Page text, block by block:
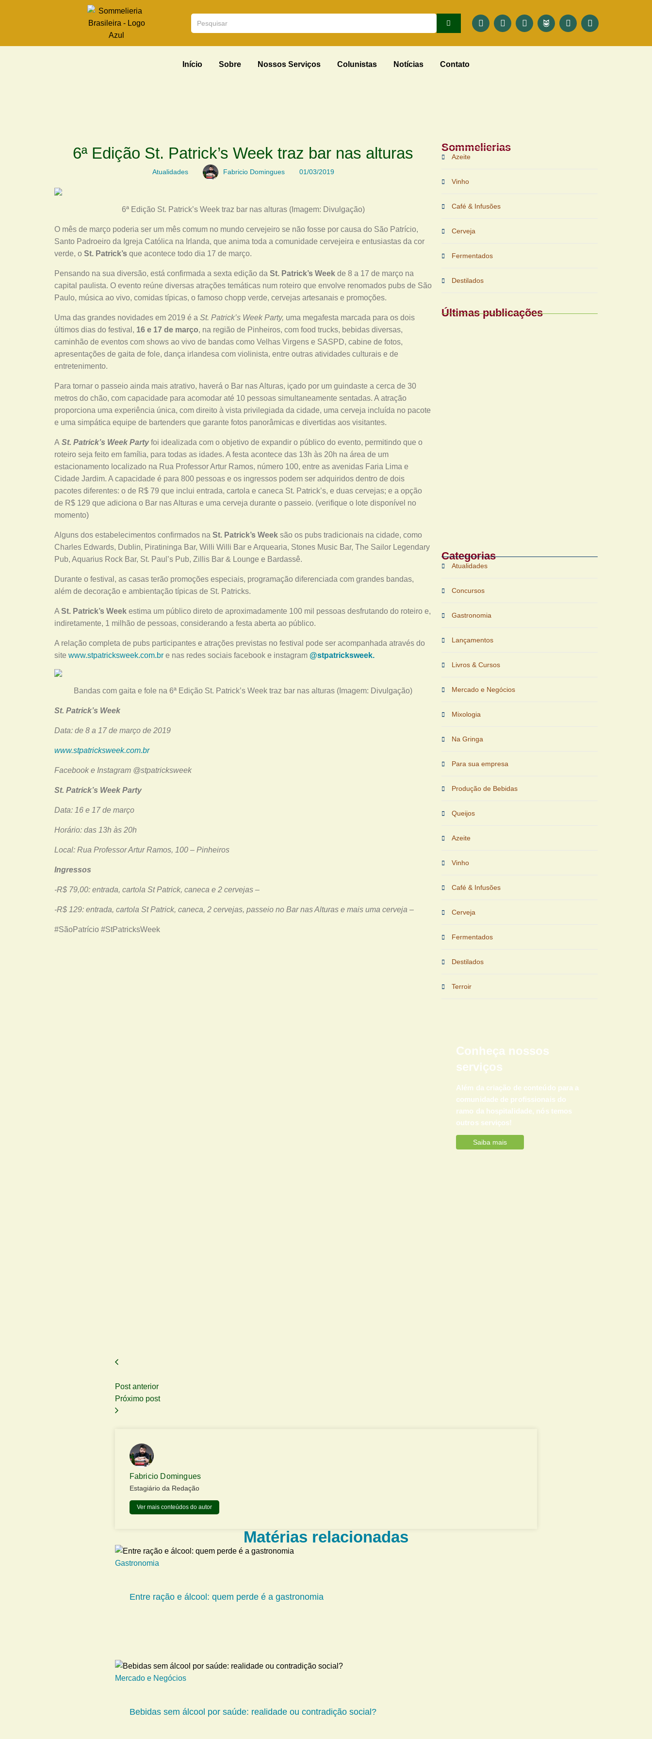
Início Sobre Nossos Serviços Colunistas Notícias Contato
6ª Edição St. Patrick’s Week traz bar nas alturas
Atualidades Fabricio Domingues 01/03/2019
6ª Edição St. Patrick’s Week traz bar nas alturas (Imagem: Divulgação)
O mês de março poderia ser um mês comum no mundo cervejeiro se não fosse por causa do São Patrício,
Santo Padroeiro da Igreja Católica na Irlanda, que anima toda a comunidade cervejeira e entusiastas da cor
verde, o St. Patrick’s que acontece todo dia 17 de março.
Pensando na sua diversão, está confirmada a sexta edição da St. Patrick’s Week de 8 a 17 de março na
capital paulista. O evento reúne diversas atrações temáticas num roteiro que envolve renomados pubs de São
Paulo, música ao vivo, comidas típicas, o famoso chopp verde, cervejas artesanais e promoções.
Uma das grandes novidades em 2019 é a St. Patrick’s Week Party, uma megafesta marcada para os dois
últimos dias do festival, 16 e 17 de março, na região de Pinheiros, com food trucks, bebidas diversas,
caminhão de eventos com shows ao vivo de bandas como Velhas Virgens e SASPD, cabine de fotos,
apresentações de gaita de fole, dança irlandesa com violinista, entre outras atividades culturais e de
entretenimento.
Para tornar o passeio ainda mais atrativo, haverá o Bar nas Alturas, içado por um guindaste a cerca de 30
metros do chão, com capacidade para acomodar até 10 pessoas simultaneamente sentadas. A atração
proporciona uma experiência única, com direito à vista privilegiada da cidade, uma cerveja incluída no pacote
e uma simpática equipe de bartenders que garante fotos panorâmicas e divertidas aos visitantes.
A St. Patrick’s Week Partyfoi idealizada com o objetivo de expandir o público do evento, permitindo que o
roteiro seja feito em família, para todas as idades. A festa acontece das 13h às 20h na área de um
estacionamento localizado na Rua Professor Artur Ramos, número 100, entre as avenidas Faria Lima e
Cidade Jardim. A capacidade é para 800 pessoas e os ingressos podem ser adquiridos dentro de dois
pacotes diferentes: o de R$ 79 que inclui entrada, cartola e caneca St. Patrick’s, e duas cervejas; e a opção
de R$ 129 que adiciona o Bar nas Alturas e uma cerveja durante o passeio. (verifique o lote disponível no
momento)
Alguns dos estabelecimentos confirmados na St. Patrick’s Week são os pubs tradicionais na cidade, como
Charles Edwards, Dublin, Piratininga Bar, Willi Willi Bar e Arquearia, Stones Music Bar, The Sailor Legendary
Pub, Aquarius Rock Bar, St. Paul’s Pub, Zillis Bar & Lounge e Bardassê.
Durante o festival, as casas terão promoções especiais, programação diferenciada com grandes bandas,
além de decoração e ambientação típicas de St. Patricks.
A St. Patrick’s Week estima um público direto de aproximadamente 100 mil pessoas desfrutando do roteiro e,
indiretamente, 1 milhão de pessoas, considerando a festa aberta ao público.
A relação completa de pubs participantes e atrações previstas no festival pode ser acompanhada através do
site www.stpatricksweek.com.br e nas redes sociais facebook e instagram @stpatricksweek.
Bandas com gaita e fole na 6ª Edição St. Patrick’s Week traz bar nas alturas (Imagem: Divulgação)
St. Patrick’s Week
Data: de 8 a 17 de março de 2019
www.stpatricksweek.com.br
Facebook e Instagram @stpatricksweek
St. Patrick’s Week Party
Data: 16 e 17 de março
Horário: das 13h às 20h
Local: Rua Professor Artur Ramos, 100 – Pinheiros
Ingressos
-R$ 79,00: entrada, cartola St Patrick, caneca e 2 cervejas –
-R$ 129: entrada, cartola St Patrick, caneca, 2 cervejas, passeio no Bar nas Alturas e mais uma cerveja –
#SãoPatrício #StPatricksWeek
Sommelierias
Azeite
Vinho
Café & Infusões
Cerveja
Fermentados
Destilados
Últimas publicações
Categorias
Atualidades
Concursos
Gastronomia
Lançamentos
Livros & Cursos
Mercado e Negócios
Mixologia
Na Gringa
Para sua empresa
Produção de Bebidas
Queijos
Azeite
Vinho
Café & Infusões
Cerveja
Fermentados
Destilados
Terroir
Conheça nossos
serviços
Além da criação de conteúdo para a
comunidade de profissionais do
ramo da hospitalidade, nós temos
outros serviços!
Saiba mais
Post anterior
Próximo post
Fabricio Domingues
Estagiário da Redação
Ver mais conteúdos do autor
Matérias relacionadas
Gastronomia
Entre ração e álcool: quem perde é a gastronomia
Mercado e Negócios
Bebidas sem álcool por saúde: realidade ou contradição social?